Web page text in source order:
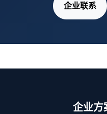
企业联系
企业方